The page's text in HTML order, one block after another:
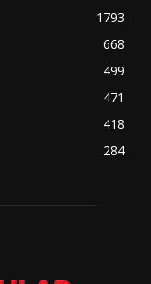
1793
668
499
471
418
284